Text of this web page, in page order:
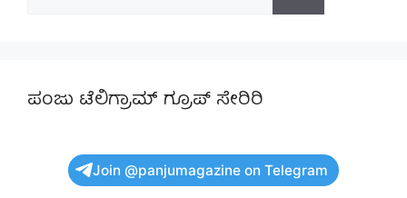
ಪಂಜು ಟೆಲಿಗ್ರಾಮ್ ಗ್ರೂಪ್ ಸೇರಿರಿ
Join @panjumagazine on Telegram